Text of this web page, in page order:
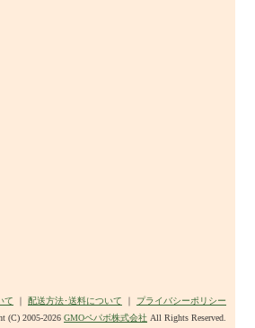
て ｜ 配送方法･送料について ｜ プライバシーポリシー
(C) 2005-2026 GMOペパボ株式会社 All Rights Reserved.